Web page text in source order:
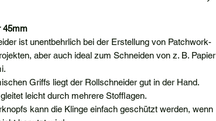
45mm
ist unentbehrlich bei der Erstellung von Patchwork-
aber auch ideal zum Schneiden von z. B. Papier
Griffs liegt der Rollschneider gut in der Hand.
leicht durch mehrere Stofflagen.
kann die Klinge einfach geschützt werden, wenn